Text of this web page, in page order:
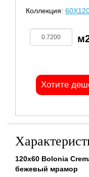
Коллекция:
Хотите
120x60 Bolonia
бежевый мрамор